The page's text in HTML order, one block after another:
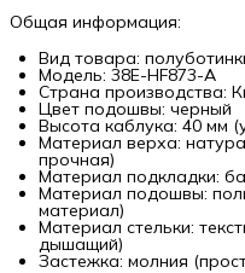
Общая информация:
Вид товара:
Модель: 38E-HF873-A
Страна производства:
Цвет подошвы: черный
Высота каблука: 40 мм
Материал верха:
прочная)
Материал подкладки:
Материал подошвы:
материал)
Материал стельки:
дышащий)
Застежка: молния